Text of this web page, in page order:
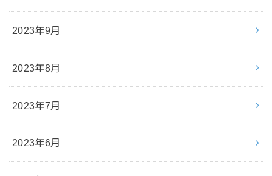
2023年9月
2023年8月
2023年7月
2023年6月